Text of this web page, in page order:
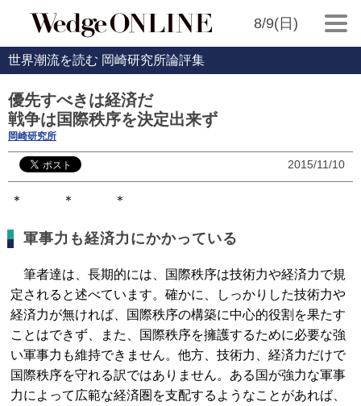
8/9(日)
世界潮流を読む 岡崎研究所論評集
優先すべきは経済だ
戦争は国際秩序を決定出来ず
岡崎研究所
2015/11/10
＊ ＊ ＊
軍事力も経済力にかかっている
筆者達は、長期的には、国際秩序は技術力や経済力で規
定されると述べています。確かに、しっかりした技術力や
経済力が無ければ、国際秩序の構築に中心的役割を果たす
ことはできず、また、国際秩序を擁護するために必要な強
い軍事力も維持できません。他方、技術力、経済力だけで
国際秩序を守れる訳ではありません。ある国が強力な軍事
力によって広範な経済圏を支配するようなことがあれば、